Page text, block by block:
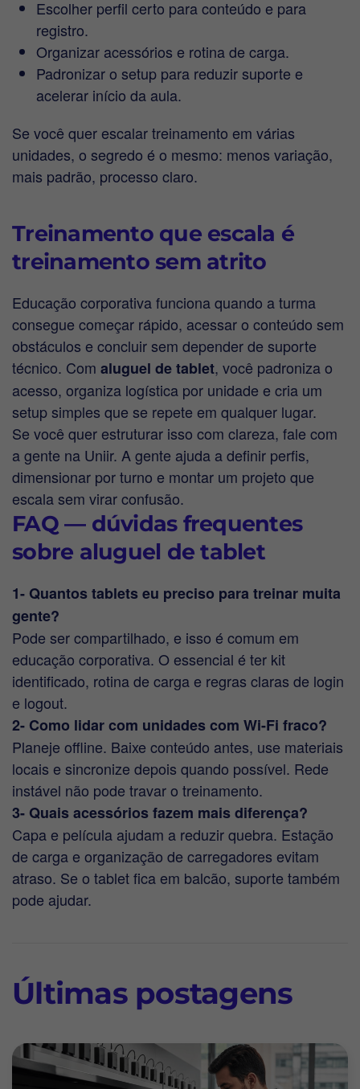
Escolher perfil certo para conteúdo e para
registro.
Organizar acessórios e rotina de carga.
Padronizar o setup para reduzir suporte e
acelerar início da aula.
Se você quer escalar treinamento em várias
unidades, o segredo é o mesmo: menos variação,
mais padrão, processo claro.
Treinamento que escala é
treinamento sem atrito
Educação corporativa funciona quando a turma
consegue começar rápido, acessar o conteúdo sem
obstáculos e concluir sem depender de suporte
técnico. Com aluguel de tablet, você padroniza o
acesso, organiza logística por unidade e cria um
setup simples que se repete em qualquer lugar.
Se você quer estruturar isso com clareza, fale com
a gente na Uniir. A gente ajuda a definir perfis,
dimensionar por turno e montar um projeto que
escala sem virar confusão.
FAQ — dúvidas frequentes
sobre aluguel de tablet
1- Quantos tablets eu preciso para treinar muita
gente?
Pode ser compartilhado, e isso é comum em
educação corporativa. O essencial é ter kit
identificado, rotina de carga e regras claras de login
e logout.
2- Como lidar com unidades com Wi-Fi fraco?
Planeje offline. Baixe conteúdo antes, use materiais
locais e sincronize depois quando possível. Rede
instável não pode travar o treinamento.
3- Quais acessórios fazem mais diferença?
Capa e película ajudam a reduzir quebra. Estação
de carga e organização de carregadores evitam
atraso. Se o tablet fica em balcão, suporte também
pode ajudar.
Últimas postagens